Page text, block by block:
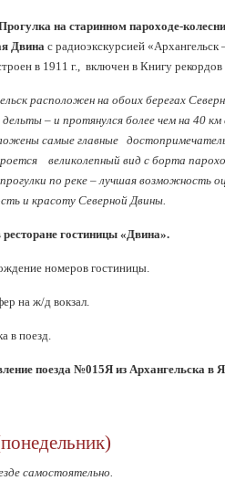
на старинном пароходе-
Двина с радиоэкскурсией «Архангельск
в 1911 г., включен в Книгу рекордов
расположен на обоих берегах
– и протянулся более чем на 40 км
самые главные
великолепный вид с борта
по реке – лучшая возможность
и красоту Северной Двины.
гостиницы «Двина».
номеров гостиницы.
на ж/д вокзал.
в поезд.
поезда №015Я из Архангельска в
самостоятельно.